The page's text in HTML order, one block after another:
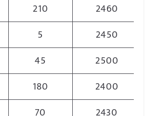
210
2460
5
2450
45
2500
180
2400